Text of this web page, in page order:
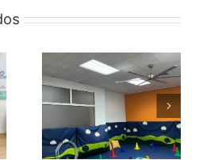
CAMPAMENTO
NAVIDAD